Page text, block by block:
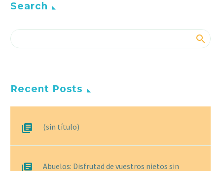
Search
Recent Posts
(sin título)
Abuelos: Disfrutad de vuestros nietos sin